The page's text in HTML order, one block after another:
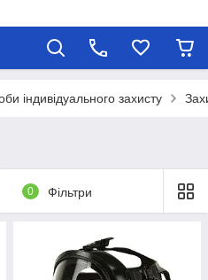
індивідуального захисту
0 Фільтри